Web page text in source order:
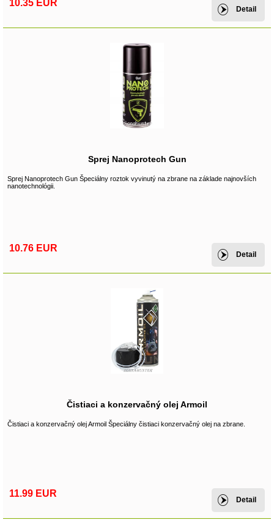
10.35 EUR
Detail
Sprej Nanoprotech Gun
Sprej Nanoprotech Gun Špeciálny roztok vyvinutý na zbrane na základe najnovších
nanotechnológii.
10.76 EUR
Detail
Čistiaci a konzervačný olej Armoil
Čistiaci a konzervačný olej Armoil Špeciálny čistiaci konzervačný olej na zbrane.
11.99 EUR
Detail